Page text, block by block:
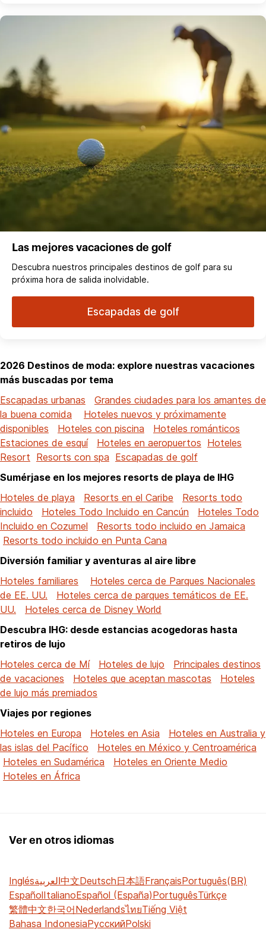
Las mejores vacaciones de golf
Descubra nuestros principales destinos de golf para su
próxima hora de salida inolvidable.
Escapadas de golf
2026 Destinos de moda: explore nuestras vacaciones
más buscadas por tema
Escapadas urbanas
Grandes ciudades para los amantes de
la buena comida
Hoteles nuevos y próximamente
disponibles
Hoteles con piscina
Hoteles románticos
Estaciones de esquí
Hoteles en aeropuertos Hoteles
Resort Resorts con spa Escapadas de golf
Sumérjase en los mejores resorts de playa de IHG
Hoteles de playa
Resorts en el Caribe
Resorts todo
incluido
Hoteles Todo Incluido en Cancún
Hoteles Todo
Incluido en Cozumel
Resorts todo incluido en Jamaica
Resorts todo incluido en Punta Cana
Diversión familiar y aventuras al aire libre
Hoteles familiares
Hoteles cerca de Parques Nacionales
de EE. UU.
Hoteles cerca de parques temáticos de EE.
UU.
Hoteles cerca de Disney World
Descubra IHG: desde estancias acogedoras hasta
retiros de lujo
Hoteles cerca de Mí
Hoteles de lujo
Principales destinos
de vacaciones
Hoteles que aceptan mascotas
Hoteles
de lujo más premiados
Viajes por regiones
Hoteles en Europa
Hoteles en Asia
Hoteles en Australia y
las islas del Pacífico
Hoteles en México y Centroamérica
Hoteles en Sudamérica
Hoteles en Oriente Medio
Hoteles en África
Ver en otros idiomas
Inglésالعربية中文Deutsch日本語FrançaisPortuguês(BR)
EspañolItalianoEspañol (España)PortuguêsTürkçe
繁體中文한국어NederlandsไทยTiếng Việt
Bahasa IndonesiaРусскийPolski